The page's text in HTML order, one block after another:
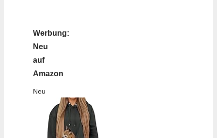
Werbung:
Neu
auf
Amazon
Neu